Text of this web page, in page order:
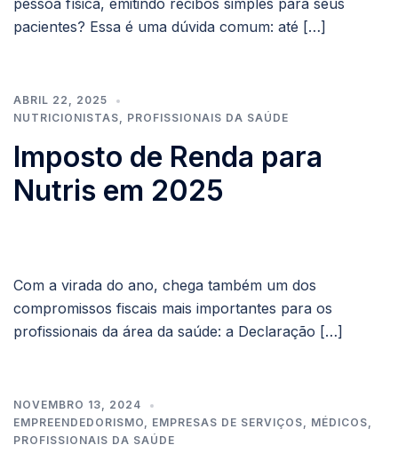
pessoa física, emitindo recibos simples para seus
pacientes? Essa é uma dúvida comum: até […]
ABRIL 22, 2025
NUTRICIONISTAS, PROFISSIONAIS DA SAÚDE
Imposto de Renda para
Nutris em 2025
Com a virada do ano, chega também um dos
compromissos fiscais mais importantes para os
profissionais da área da saúde: a Declaração […]
NOVEMBRO 13, 2024
EMPREENDEDORISMO, EMPRESAS DE SERVIÇOS, MÉDICOS,
PROFISSIONAIS DA SAÚDE